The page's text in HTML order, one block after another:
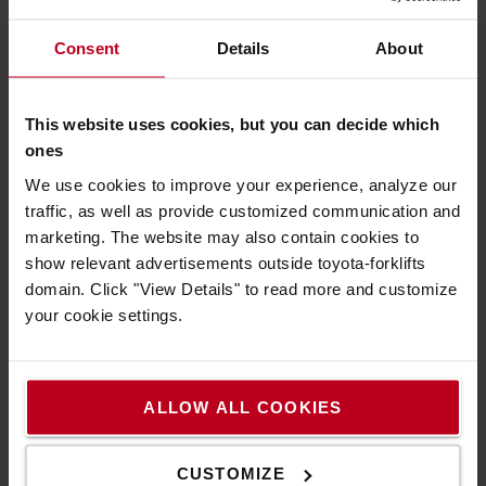
Consent Details About
This website uses cookies, but you can decide which
ones
We use cookies to improve your experience, analyze our
traffic, as well as provide customized communication and
marketing. The website may also contain cookies to
show relevant advertisements outside toyota-forklifts
domain. Click "View Details" to read more and customize
your cookie settings.
ALLOW ALL COOKIES
CUSTOMIZE
* Die automatische Auslösungsfunktion vereinfacht den
Benutzer die manuelle Auslösung über ein praktisches
Zugkabel betätigen.
* Mit einer Tragfähigkeit von 4000 kg ist dieser
Container so konstruiert, dass er erhebliche Lasten
unterstützt, was ihn perfekt für verschiedene
industrielle Anwendungen macht.
* Das Design des Containers ermöglicht eine sichere
Befestigung, um ein Verrutschen während des
Gebrauchs zu verhindern, und er ist mit Palettenwagen
Abläufe erhöht.